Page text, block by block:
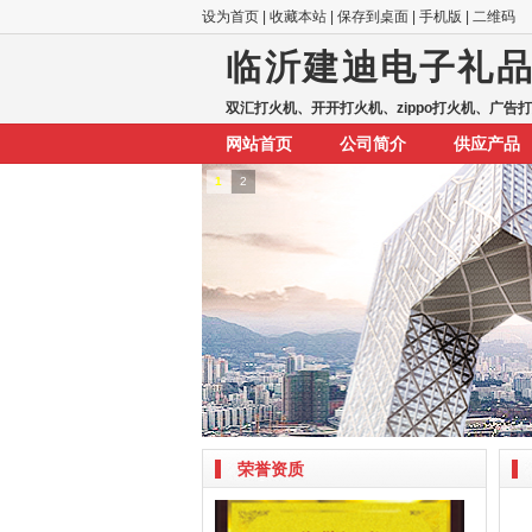
设为首页 收藏本站 保存到桌面 手机版 二维码
临沂建迪电子礼
双汇打火机、开开打火机、zippo打火机、广告
网站首页 公司简介 供应产品
1 2
荣誉资质